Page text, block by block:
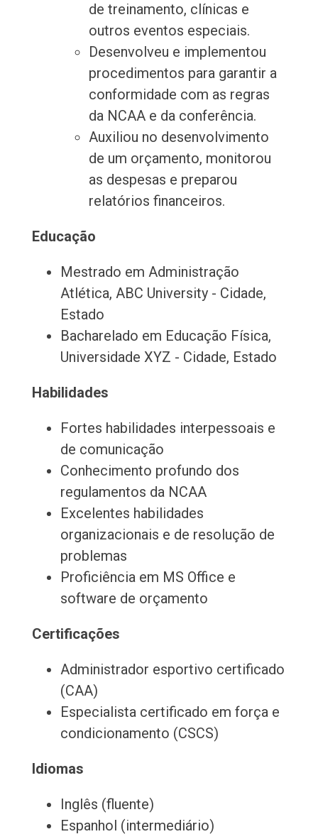
de treinamento, clínicas e
outros eventos especiais.
Desenvolveu e implementou
procedimentos para garantir a
conformidade com as regras
da NCAA e da conferência.
Auxiliou no desenvolvimento
de um orçamento, monitorou
as despesas e preparou
relatórios financeiros.
Educação
Mestrado em Administração
Atlética, ABC University - Cidade,
Estado
Bacharelado em Educação Física,
Universidade XYZ - Cidade, Estado
Habilidades
Fortes habilidades interpessoais e
de comunicação
Conhecimento profundo dos
regulamentos da NCAA
Excelentes habilidades
organizacionais e de resolução de
problemas
Proficiência em MS Office e
software de orçamento
Certificações
Administrador esportivo certificado
(CAA)
Especialista certificado em força e
condicionamento (CSCS)
Idiomas
Inglês (fluente)
Espanhol (intermediário)